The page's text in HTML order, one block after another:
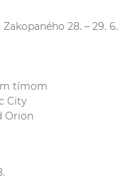
28. – 29. 6.
tímom
City
Orion